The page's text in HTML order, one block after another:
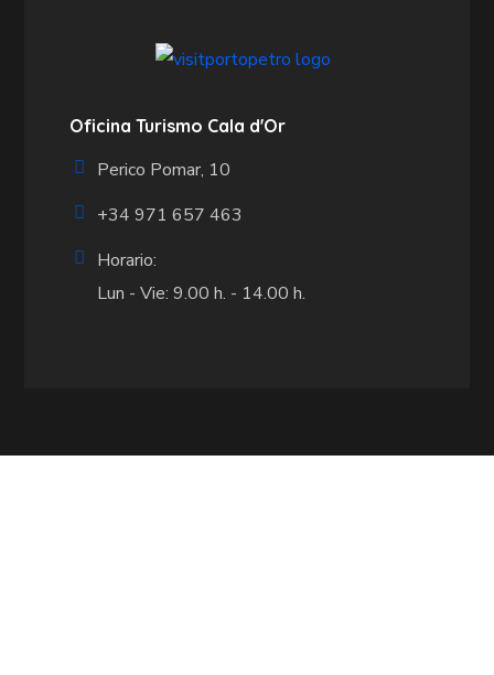
Oficina Turismo Cala d'Or
Perico Pomar, 10
+34 971 657 463
Horario:
Lun - Vie: 9.00 h. - 14.00 h.